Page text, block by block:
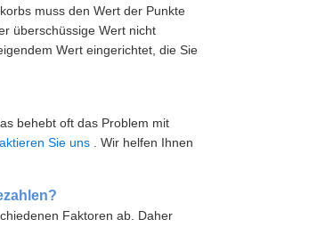
muss den Wert der Punkte
überschüssige Wert nicht
Wert eingerichtet, die Sie
behebt oft das Problem mit
Sie uns . Wir helfen Ihnen
Faktoren ab. Daher